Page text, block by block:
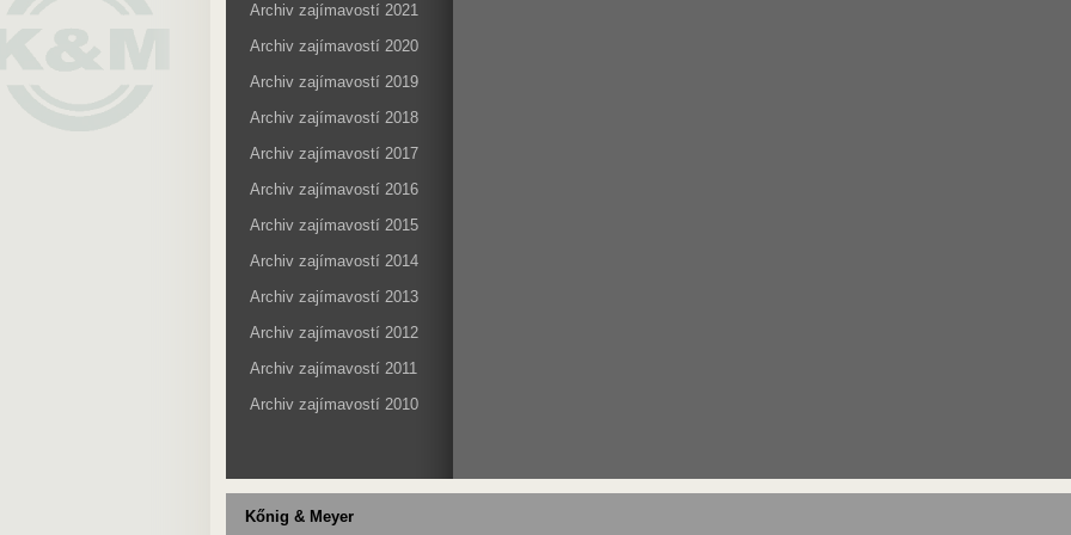
Archiv zajímavostí 2021
Archiv zajímavostí 2020
Archiv zajímavostí 2019
Archiv zajímavostí 2018
Archiv zajímavostí 2017
Archiv zajímavostí 2016
Archiv zajímavostí 2015
Archiv zajímavostí 2014
Archiv zajímavostí 2013
Archiv zajímavostí 2012
Archiv zajímavostí 2011
Archiv zajímavostí 2010
Kőnig & Meyer